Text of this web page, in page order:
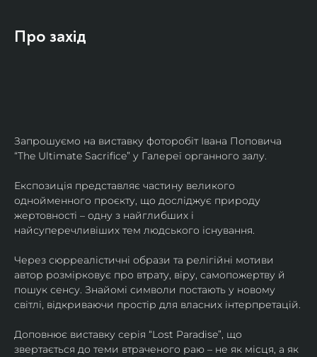
Про захід
Запрошуємо на виставку фоторобіт Івана Поповича
“The Ultimate Sacrifice” у Галереї органного залу.
Експозиція представляє частину великого
однойменного проєкту, що досліджує природу
жертовності – одну з найглибших і
найсуперечливіших тем людського існування.
Через сюрреалістичні образи та релігійні мотиви
автор розмірковує про втрату, віру, самопожертву й
пошук сенсу. Знайомі символи постають у новому
світлі, відкриваючи простір для власних інтерпретацій.
Доповнює виставку серія “Lost Paradise”, що
звертається до теми втраченого раю – не як місця, а як